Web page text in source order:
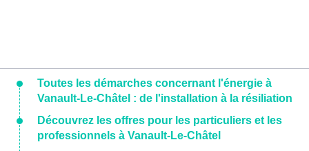
Toutes les démarches concernant l'énergie à
Vanault-Le-Châtel : de l'installation à la résiliation
Découvrez les offres pour les particuliers et les
professionnels à Vanault-Le-Châtel